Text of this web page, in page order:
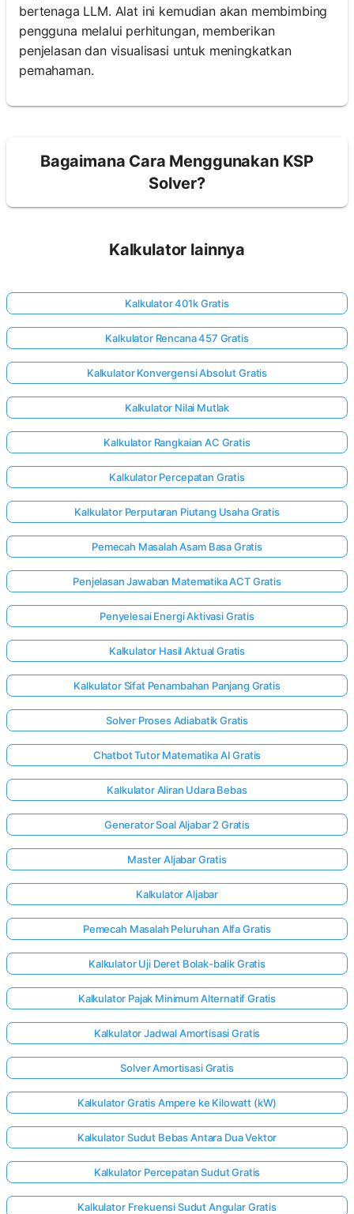
bertenaga LLM. Alat ini kemudian akan membimbing
pengguna melalui perhitungan, memberikan
penjelasan dan visualisasi untuk meningkatkan
pemahaman.
Bagaimana Cara Menggunakan KSP
Solver?
Kalkulator lainnya
Kalkulator 401k Gratis
Kalkulator Rencana 457 Gratis
Kalkulator Konvergensi Absolut Gratis
Kalkulator Nilai Mutlak
Kalkulator Rangkaian AC Gratis
Kalkulator Percepatan Gratis
Kalkulator Perputaran Piutang Usaha Gratis
Pemecah Masalah Asam Basa Gratis
Penjelasan Jawaban Matematika ACT Gratis
Penyelesai Energi Aktivasi Gratis
Kalkulator Hasil Aktual Gratis
Kalkulator Sifat Penambahan Panjang Gratis
Solver Proses Adiabatik Gratis
Chatbot Tutor Matematika AI Gratis
Kalkulator Aliran Udara Bebas
Generator Soal Aljabar 2 Gratis
Master Aljabar Gratis
Kalkulator Aljabar
Pemecah Masalah Peluruhan Alfa Gratis
Kalkulator Uji Deret Bolak-balik Gratis
Kalkulator Pajak Minimum Alternatif Gratis
Kalkulator Jadwal Amortisasi Gratis
Solver Amortisasi Gratis
Kalkulator Gratis Ampere ke Kilowatt (kW)
Kalkulator Sudut Bebas Antara Dua Vektor
Kalkulator Percepatan Sudut Gratis
Kalkulator Frekuensi Sudut Angular Gratis